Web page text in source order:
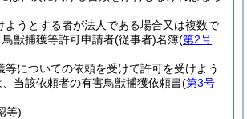
ようとする者が法人である場合又は複数で
獣捕獲等許可申請者(従事者)名簿(第2号
等についての依頼を受けて許可を受けよう
、当該依頼者の有害鳥獣捕獲依頼書(第3号
等)